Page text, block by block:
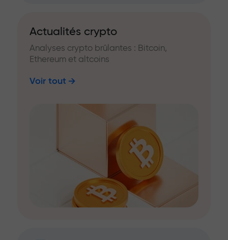
Actualités crypto
Analyses crypto brûlantes : Bitcoin,
Ethereum et altcoins
Voir tout